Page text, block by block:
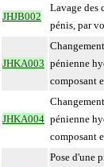
JHJB002
Lavage des
pénis, par
JHKA003 pénienne
composant
JHKA004 pénienne
composant
Pose d'une